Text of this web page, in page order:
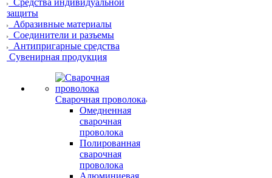
Средства индивидуальной
защиты
Абразивные материалы
Соединители и разъемы
Антипригарные средства
Сувенирная продукция
Сварочная проволока
Омедненная
сварочная
проволока
Полированная
сварочная
проволока
Алюминиевая